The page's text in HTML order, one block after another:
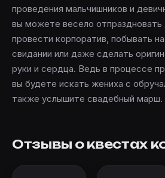
проведения мальчишников и
вы можете весело
провести корпоратив, побывать
свидании или даже сделать
руки и сердца. Ведь в процессе
вы будете искать жениха с
также услышите свадебный марш.
Отзывы о квестах